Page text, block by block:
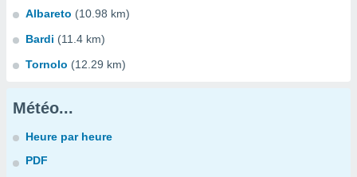
Albareto (10.98 km)
Bardi (11.4 km)
Tornolo (12.29 km)
Météo...
Heure par heure
PDF